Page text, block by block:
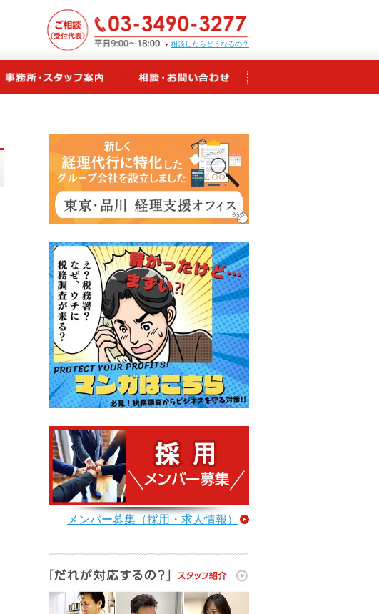
相談したらどうなるの？
メンバー募集（採用・求人情報）